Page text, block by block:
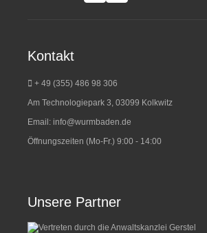
Kontakt
+ 49 (355) 486 98 306
Am Technologiepark 3, 03099 Kolkwitz
Email: info@wurmbaden.de
Öffnungszeiten (Mo-Fr.) 9:00 - 14:00
Unsere Partner